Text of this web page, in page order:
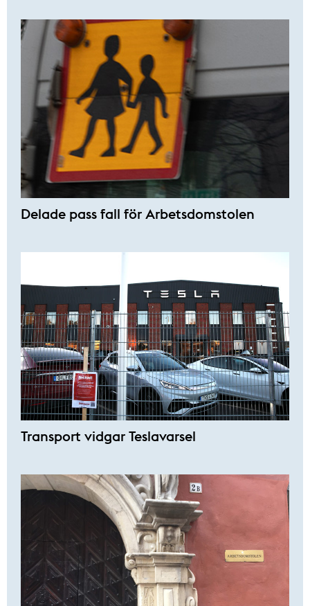
Delade pass fall för Arbetsdomstolen
Transport vidgar Teslavarsel